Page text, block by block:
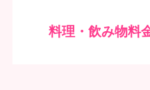
料理・飲み物料